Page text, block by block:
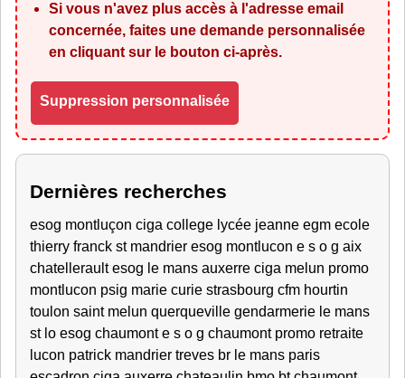
Si vous n'avez plus accès à l'adresse email
concernée, faites une demande personnalisée
en cliquant sur le bouton ci-après.
Suppression personnalisée
Dernières recherches
esog montluçon ciga college lycée jeanne egm ecole
thierry franck st mandrier esog montlucon e s o g aix
chatellerault esog le mans auxerre ciga melun promo
montlucon psig marie curie strasbourg cfm hourtin
toulon saint melun querqueville gendarmerie le mans
st lo esog chaumont e s o g chaumont promo retraite
lucon patrick mandrier treves br le mans paris